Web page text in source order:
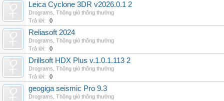
Leica Cyclone 3DR v2026.0.1 2
Drograms Thông gió thông thường
Trả lời:
0
Reliasoft 2024
Drograms Thông gió thông thường
Trả lời:
0
Drillsoft HDX Plus v.1.0.1.113 2
Drograms Thông gió thông thường
Trả lời:
0
geogiga seismic Pro 9.3
Drograms Thông gió thông thường